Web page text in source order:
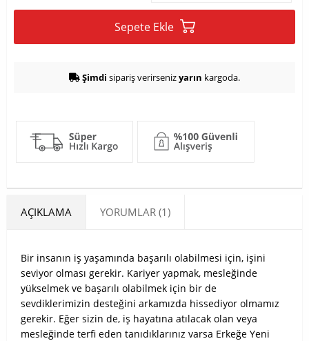
Sepete Ekle
Şimdi sipariş verirsenizyarın kargoda.
AÇIKLAMA YORUMLAR (1)
Bir insanın iş yaşamında başarılı olabilmesi için, işini
seviyor olması gerekir. Kariyer yapmak, mesleğinde
yükselmek ve başarılı olabilmek için bir de
sevdiklerimizin desteğini arkamızda hissediyor olmamız
gerekir. Eğer sizin de, iş hayatına atılacak olan veya
mesleğinde terfi eden tanıdıklarınız varsa Erkeğe Yeni